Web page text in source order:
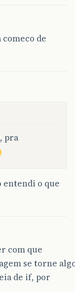
de
pra
entendi o que
com que
se torne
de if, por